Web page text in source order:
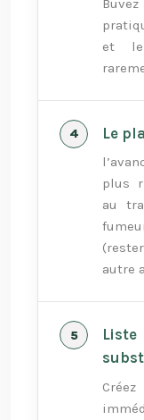
et
Le
plus
au
autre